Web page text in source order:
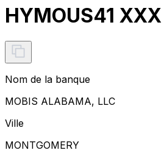
HYMOUS41 XXX
Nom de la banque
MOBIS ALABAMA, LLC
Ville
MONTGOMERY